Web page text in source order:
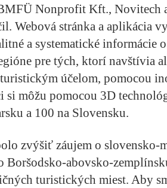
Nonprofit Kft., Novitech
Webová stránka a aplikácia
a systematické informácie
pre tých, ktorí navštívia
účelom, pomocou
si môžu pomocou 3D
a 100 na Slovensku.
zvýšiť záujem o slovensko-
Boršodsko-abovsko-
turistických miest. Aby